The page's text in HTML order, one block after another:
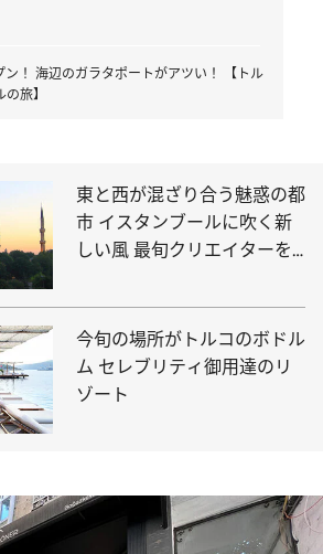
ン！ 海辺のガラタポートがアツい！ 【トル
旅】
東と西が混ざり合う魅惑の都
市 イスタンブールに吹く新
しい風 最旬クリエイターを
今旬の場所がトルコのボドル
ム セレブリティ御用達のリ
ゾート